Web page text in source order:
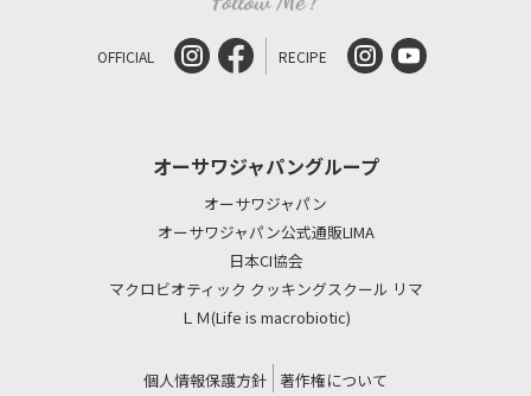
OFFICIAL RECIPE
オーサワジャパングループ
オーサワジャパン
オーサワジャパン公式通販LIMA
日本CI協会
マクロビオティック クッキングスクール リマ
ＬＭ(Life is macrobiotic)
個人情報保護方針 著作権について